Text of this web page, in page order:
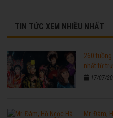
TIN TỨC XEM NHIỀU NHẤT
260
nhất từ
17/07/
Mr. Đàm,